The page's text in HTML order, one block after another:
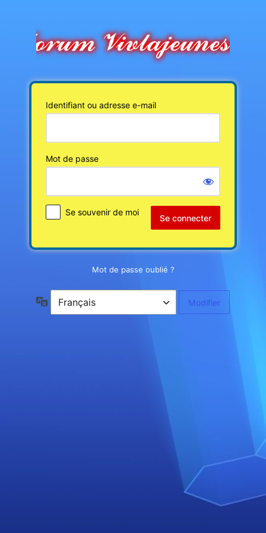
connecter
Identifiant ou adresse e-mail
Mot de passe
Se souvenir de moi
Mot de passe oublié ?
Langue